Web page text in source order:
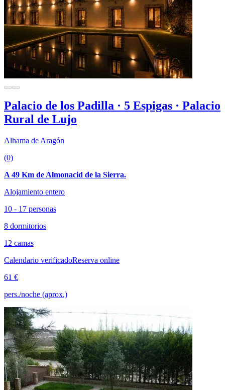
Palacio de los Padilla · 5 Espigas · Palacio
Rural de Lujo
Alhama de Aragón
(0)
A 49 Km de Almonacid de la Sierra.
Alojamiento entero
10 - 17 personas
8 dormitorios
12 camas
Calendario verificadoReserva online
61 €
pers./noche (aprox.)